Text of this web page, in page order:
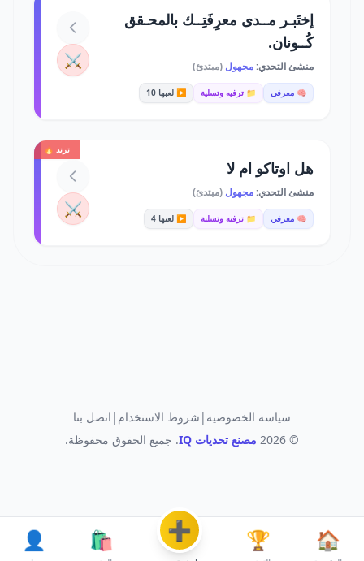
إختَبـر مــدى معرِفَتِــك بالمحـقق
كُــونان.
منشئ التحدي:مجهول (مبتدئ)
🧠 معرفي 📁 ترفيه وتسلية ▶️ لعبها 10
⚔️
ترند 🔥
هل اوتاكو ام لا
منشئ التحدي:مجهول (مبتدئ)
🧠 معرفي 📁 ترفيه وتسلية ▶️ لعبها 4 ⚔️
🏠
🏆
➕
🛍️
👤
سياسة الخصوصية | شروط الاستخدام | اتصل بنا
© 2026
مصنع تحديات IQ . جميع الحقوق محفوظة.